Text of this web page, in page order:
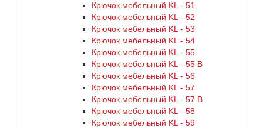
Крючок мебельный KL - 51
Крючок мебельный KL - 52
Крючок мебельный KL - 53
Крючок мебельный KL - 54
Крючок мебельный KL - 55
Крючок мебельный KL - 55 B
Крючок мебельный KL - 56
Крючок мебельный KL - 57
Крючок мебельный KL - 57 B
Крючок мебельный KL - 58
Крючок мебельный KL - 59